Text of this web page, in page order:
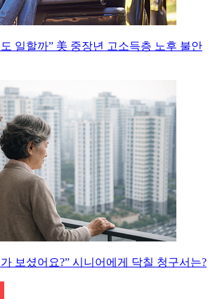
일할까” 美 중장년 고소득층 노후 불안
보셨어요?” 시니어에게 닥칠 청구서는?